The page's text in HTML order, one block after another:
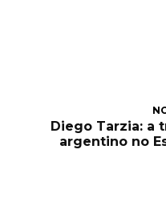
Diego Tarzia: a
argentino no